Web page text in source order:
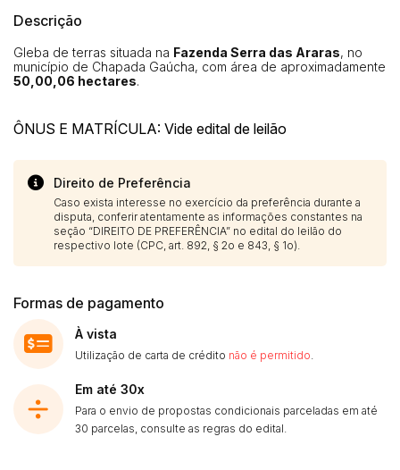
Descrição
Gleba de terras situada na Fazenda Serra das Araras, no
município de Chapada Gaúcha, com área de aproximadamente
50,00,06 hectares.
ÔNUS E MATRÍCULA: Vide edital de leilão
Direito de Preferência
Caso exista interesse no exercício da preferência durante a
disputa, conferir atentamente as informações constantes na
seção “DIREITO DE PREFERÊNCIA” no edital do leilão do
respectivo lote (CPC, art. 892, § 2o e 843, § 1o).
Formas de pagamento
À vista
Utilização de carta de crédito não é permitido
Em até 30x
Para o envio de propostas condicionais parceladas em até
30 parcelas, consulte as regras do edital.